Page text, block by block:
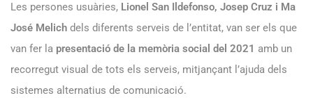
Les persones usuàries, Lionel San Ildefonso, Josep Cruz i Ma
José Melich dels diferents serveis de l’entitat, van ser els que
van fer la presentació de la memòria social del 2021 amb un
recorregut visual de tots els serveis, mitjançant l’ajuda dels
sistemes alternatius de comunicació.